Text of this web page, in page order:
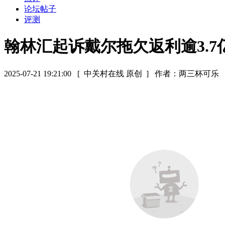
论坛帖子
评测
翰林汇起诉戴尔拖欠返利逾3.7
2025-07-21 19:21:00 [ 中关村在线 原创 ] 作者：两三杯可乐